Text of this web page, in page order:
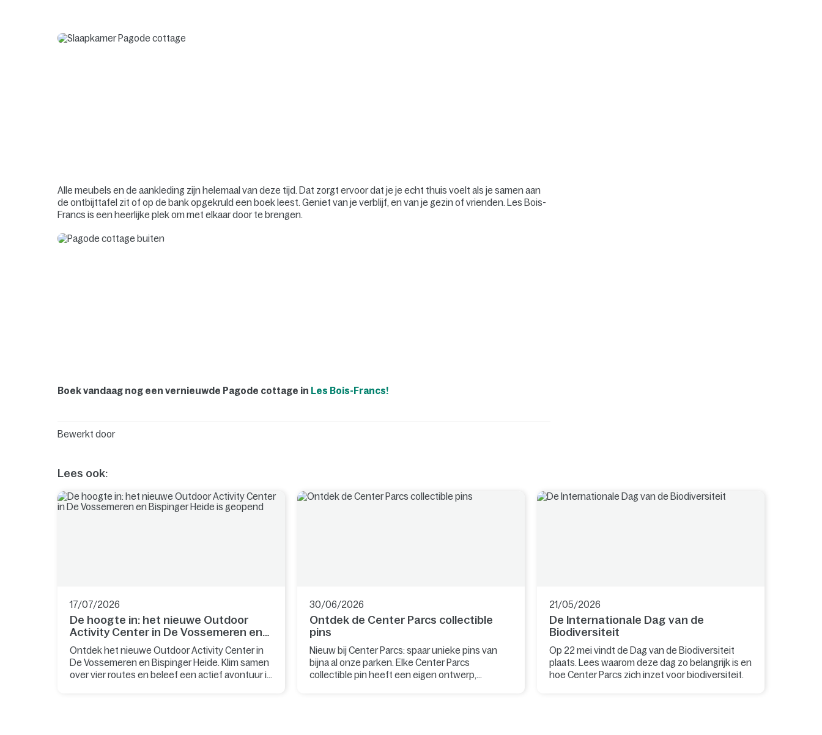
Alle meubels en de aankleding zijn helemaal van deze tijd. Dat zorgt ervoor dat je je echt thuis voelt als je samen aan
de ontbijttafel zit of op de bank opgekruld een boek leest. Geniet van je verblijf, en van je gezin of vrienden. Les Bois-
Francs is een heerlijke plek om met elkaar door te brengen.
Boek vandaag nog een vernieuwde Pagode cottage in Les Bois-Francs!
Bewerkt door
Lees ook:
17/07/2026
De hoogte in: het nieuwe Outdoor
Activity Center in De Vossemeren en
Bispinger Heide is geopend
Ontdek het nieuwe Outdoor Activity Center in
De Vossemeren en Bispinger Heide. Klim samen
over vier routes en beleef een actief avontuur in
30/06/2026
Ontdek de Center Parcs collectible
pins
Nieuw bij Center Parcs: spaar unieke pins van
bijna al onze parken. Elke Center Parcs
collectible pin heeft een eigen ontwerp,
21/05/2026
De Internationale Dag van de
Biodiversiteit
Op 22 mei vindt de Dag van de Biodiversiteit
plaats. Lees waarom deze dag zo belangrijk is en
hoe Center Parcs zich inzet voor biodiversiteit.